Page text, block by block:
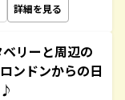
詳細を見る
リーと周辺の
ンドンからの日